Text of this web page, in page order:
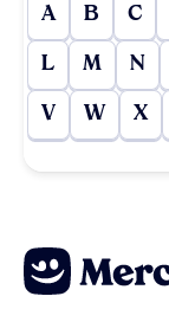
A B C
L M N
V W X